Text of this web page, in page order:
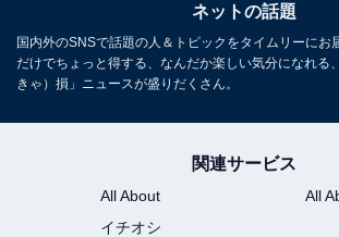
ネットの話題
国内外のSNSで話題の人＆トピックをタイムリーにお
だけでちょっと得する、なんだか楽しい気分になれる
きゃ）損」ニュースが盛りだくさん。
関連サービス
All About
All
イチオシ